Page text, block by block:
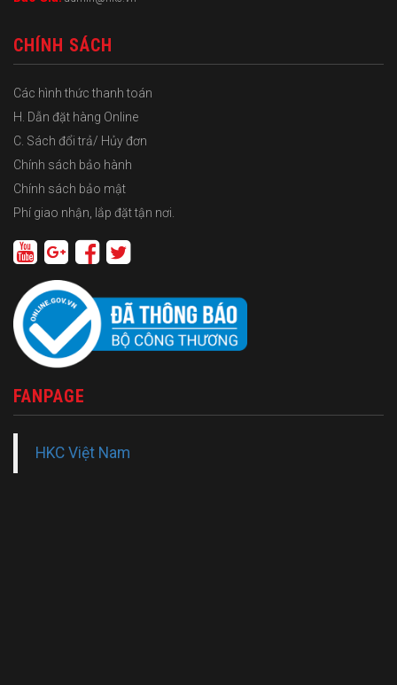
CHÍNH SÁCH
Các hình thức thanh toán
H. Dẫn đặt hàng Online
C. Sách đổi trả/ Hủy đơn
Chính sách bảo hành
Chính sách bảo mật
Phí giao nhận, lắp đặt tận nơi.
FANPAGE
HKC Việt Nam